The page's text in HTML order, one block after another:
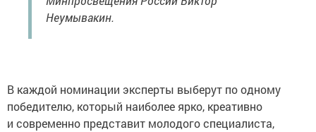
Неумывакин.
В каждой номинации эксперты выберут по одному
победителю, который наиболее ярко, креативно
и современно представит молодого специалиста,